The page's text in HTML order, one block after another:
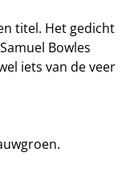
titel. Het gedicht
Bowles
iets van de veer